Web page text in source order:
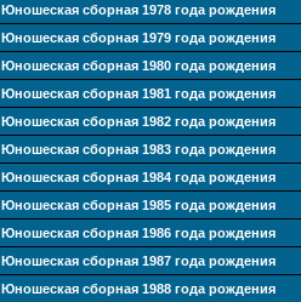
Юношеская сборная 1978 года рождения
Юношеская сборная 1979 года рождения
Юношеская сборная 1980 года рождения
Юношеская сборная 1981 года рождения
Юношеская сборная 1982 года рождения
Юношеская сборная 1983 года рождения
Юношеская сборная 1984 года рождения
Юношеская сборная 1985 года рождения
Юношеская сборная 1986 года рождения
Юношеская сборная 1987 года рождения
Юношеская сборная 1988 года рождения